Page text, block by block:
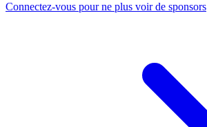
Connectez-vous pour ne plus voir de sponsors